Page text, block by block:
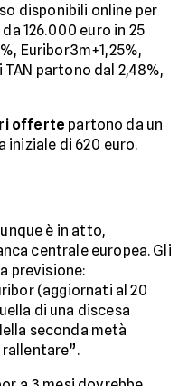
disponibili online per
126.000 euro in 25
Euribor3m+1,25%,
partono dal 2,48%,
offerte partono da un
iniziale di 620 euro.
è in atto,
centrale europea. Gli
previsione:
(aggiornati al 20
di una discesa
seconda metà
rallentare”.